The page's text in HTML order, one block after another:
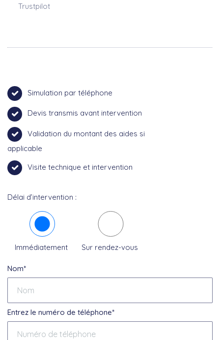
Trustpilot
Simulation par téléphone
Devis transmis avant intervention
Validation du montant des aides si
applicable
Visite technique et intervention
Délai d’intervention :
Immédiatement Sur rendez-vous
Nom*
Entrez le numéro de téléphone*